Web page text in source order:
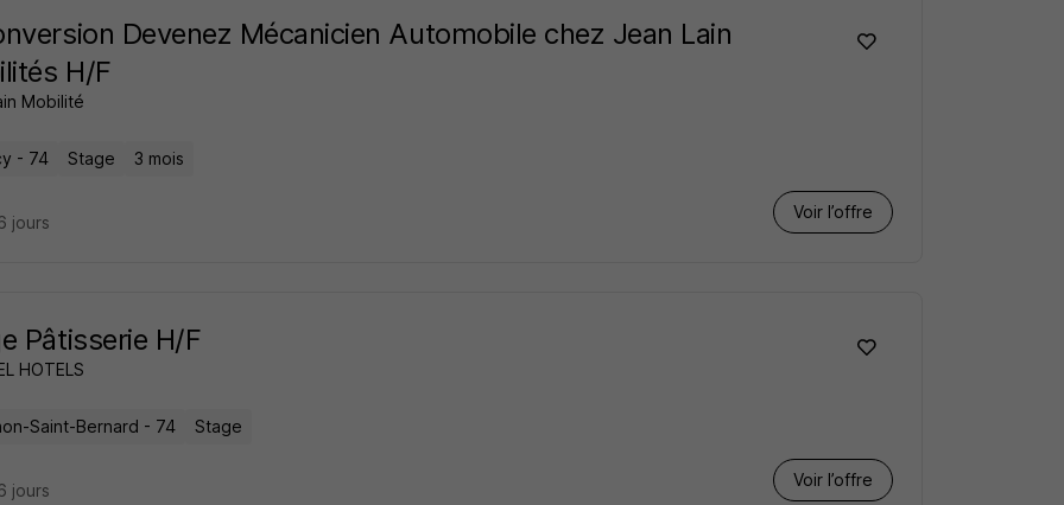
Devenez Mécanicien Automobile chez Jean Lain
H/F
Mobilité
- 74 Stage 3 mois
Voir l’offre
jours
Pâtisserie H/F
HOTELS
Saint-Bernard - 74 Stage
Voir l’offre
jours